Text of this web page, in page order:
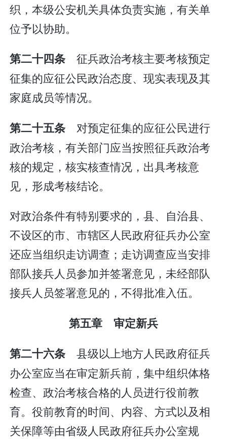
织，本级公安机关具体负责实施，有关单
位予以协助。
第二十四条 征兵政治考核主要考核预定
征集的应征公民政治态度、现实表现及其
家庭成员等情况。
第二十五条 对预定征集的应征公民进行
政治考核，有关部门应当按照征兵政治考
核的规定，核实核查情况，出具考核意
见，形成考核结论。
对政治条件有特别要求的，县、自治县、
不设区的市、市辖区人民政府征兵办公室
还应当组织走访调查；走访调查应当安排
部队接兵人员参加并签署意见，未经部队
接兵人员签署意见的，不得批准入伍。
第五章 审定新兵
第二十六条 县级以上地方人民政府征兵
办公室应当在审定新兵前，集中组织体格
检查、政治考核合格的人员进行役前教
育。役前教育的时间、内容、方式以及相
关保障等由省级人民政府征兵办公室规